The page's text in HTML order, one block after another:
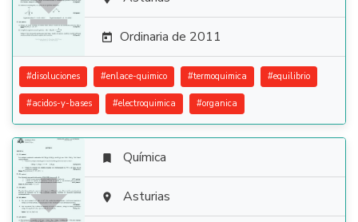
 Ordinaria de 2011
#disoluciones #enlace-quimico #termoquimica #equilibrio
#acidos-y-bases #electroquimica #organica

 Química
 Asturias